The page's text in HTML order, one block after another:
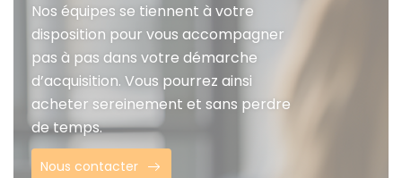
Nos équipes se tiennent à votre
disposition pour vous accompagner
pas à pas dans votre démarche
d’acquisition. Vous pourrez ainsi
acheter sereinement et sans perdre
de temps.
Nous contacter